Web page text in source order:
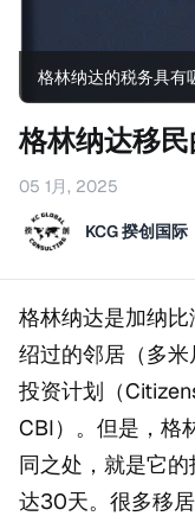
格林纳达的税务具有
格林纳达移
05 1月, 2025
KCG 揆创国际
格林纳达是加纳
绍过的邻居（多
投资计划（
CBI）。但是，格
同之处，就是它
达30天。很多移